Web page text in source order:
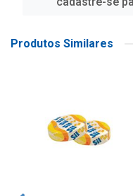
Produtos Similares